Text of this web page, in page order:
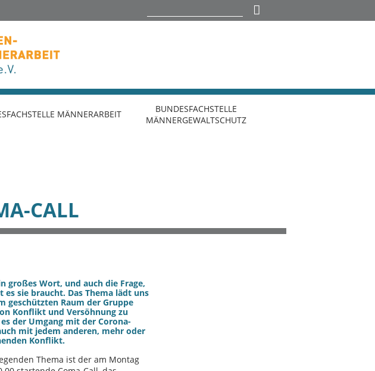
MÄNNERARBEIT
BUNDESFACHSTELLE
MÄNNERGEWALTSCHUTZ
CALL
großes Wort, und auch die Frage,
es sie braucht. Das Thema lädt uns
geschützten Raum der Gruppe
Konflikt und Versöhnung zu
der Umgang mit der Corona-
mit jedem anderen, mehr oder
Konflikt.
Thema ist der am Montag